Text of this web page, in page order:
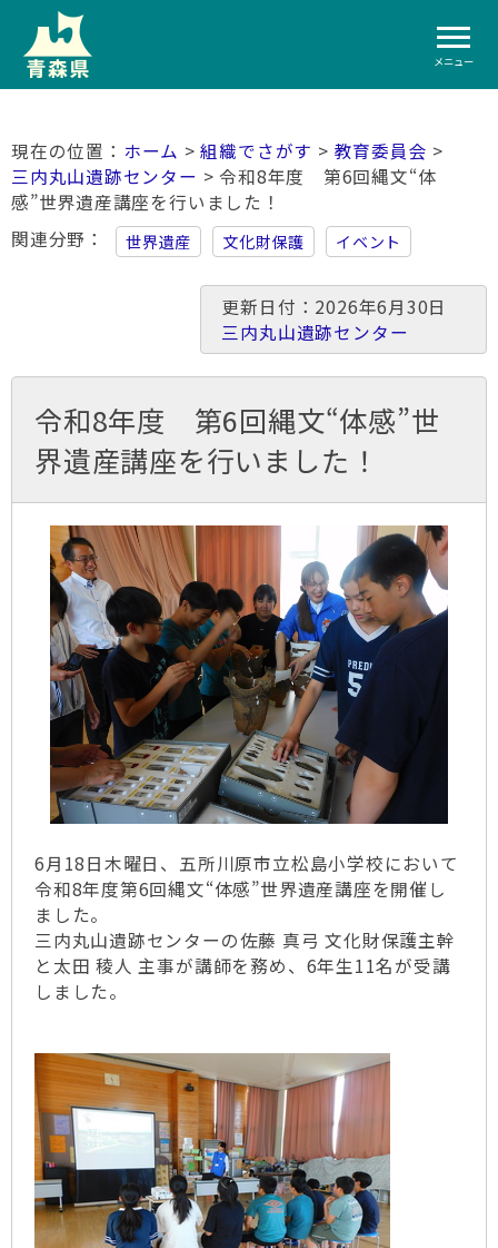
メニュー
ホーム >組織でさがす > 教育委員会 >
三内丸山遺跡センター > 令和8年度 第6回縄文“体
感”世界遺産講座を行いました！
関連分野
世界遺産 文化財保護 イベント
更新日付：2026年6月30日
三内丸山遺跡センター
令和8年度 第6回縄文“体感”世
界遺産講座を行いました！
6月18日木曜日、五所川原市立松島小学校において
令和8年度第6回縄文“体感”世界遺産講座を開催し
ました。
三内丸山遺跡センターの佐藤 真弓 文化財保護主幹
と太田 稜人 主事が講師を務め、6年生11名が受講
しました。